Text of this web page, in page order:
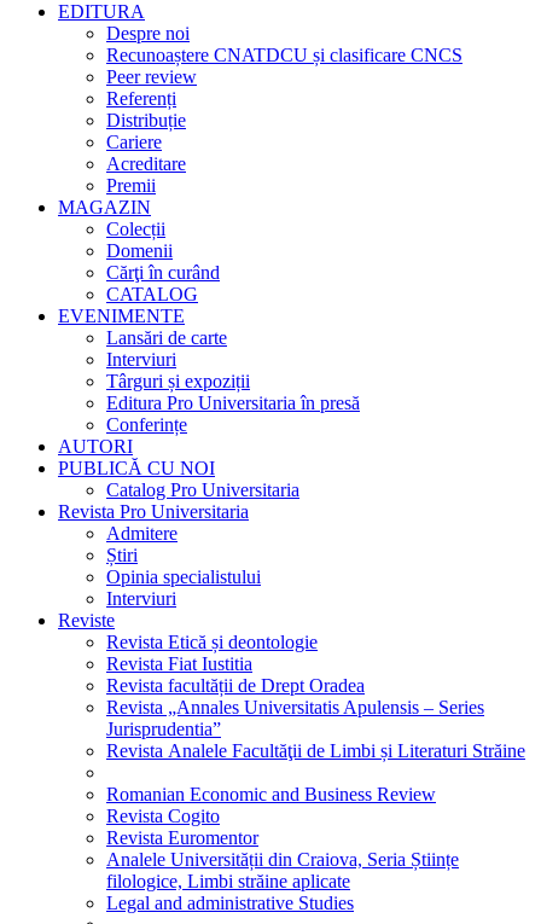
EDITURA
Despre noi
Recunoaștere CNATDCU și clasificare CNCS
Peer review
Referenți
Distribuție
Cariere
Acreditare
Premii
MAGAZIN
Colecții
Domenii
Cărţi în curând
CATALOG
EVENIMENTE
Lansări de carte
Interviuri
Târguri și expoziții
Editura Pro Universitaria în presă
Conferințe
AUTORI
PUBLICĂ CU NOI
Catalog Pro Universitaria
Revista Pro Universitaria
Admitere
Știri
Opinia specialistului
Interviuri
Reviste
Revista Etică și deontologie
Revista Fiat Iustitia
Revista facultății de Drept Oradea
Revista „Annales Universitatis Apulensis – Series
Jurisprudentia”
Revista Analele Facultăţii de Limbi și Literaturi Străine
Romanian Economic and Business Review
Revista Cogito
Revista Euromentor
Analele Universității din Craiova, Seria Științe
filologice, Limbi străine aplicate
Legal and administrative Studies